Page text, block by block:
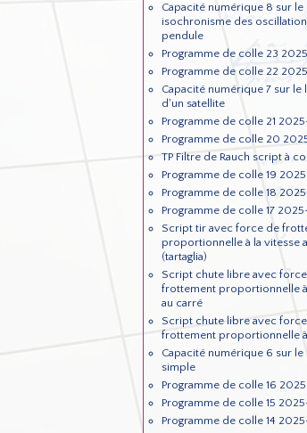
Capacité numérique 8 sur le
isochronisme des
pendule
Programme de colle 23
Programme de colle 22
Capacité numérique 7 sur le
d'un satellite
Programme de colle 21
Programme de colle 20
TP Filtre de Rauch script à
Programme de colle 19
Programme de colle 18
Programme de colle 17
Script tir avec force de
proportionnelle à la vitesse
(tartaglia)
Script chute libre avec
frottement proportionnelle
au carré
Script chute libre avec
frottement proportionnelle
Capacité numérique 6 sur le
simple
Programme de colle 16
Programme de colle 15
Programme de colle 14